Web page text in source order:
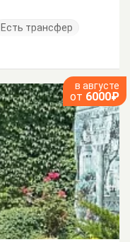
Есть трансфер
в августе
от 6000₽